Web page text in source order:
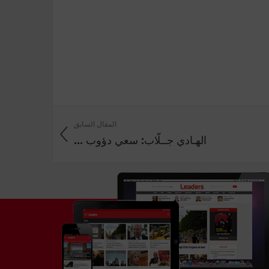
المقال السابق
الهـادي جــلّاب: سعي دؤوب ...